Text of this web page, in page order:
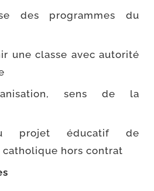
des pro­grammes du
une classe avec auto­ri­té
sens de la
pro­jet édu­ca­tif de
catho­lique hors contrat